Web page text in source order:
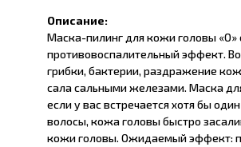
Описание:
Маска-пилинг для кожи головы
противовоспалительный эффект.
грибки, бактерии, раздражение
сала сальными железами. Маска
если у вас встречается хотя бы
волосы, кожа головы быстро
кожи головы. Ожидаемый эффект: